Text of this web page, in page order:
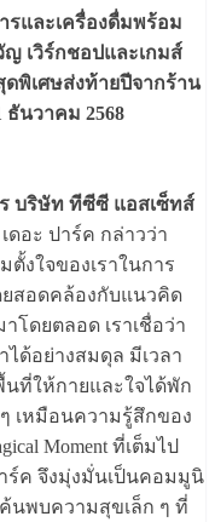
รและเครื่องดื่มพร้อม
เวิร์กชอปและเกมส์
พิเศษส่งท้ายปีจากร้าน
ธันวาคม 2568
บริษัท ทีซีซี แอสเซ็ทส์
ดอะ ปาร์ค กล่าวว่า
ตั้งใจของเราในการ
สอดคล้องกับแนวคิด
าโดยตลอด เราเชื่อว่า
ได้อย่างสมดุล มีเวลา
ที่ให้กายและใจได้พัก
เหมือนความรู้สึกของ
Moment ที่เต็มไป
ร์ค จึงมุ่งมั่นเป็นคอมมูนิ
นพบความสุขเล็ก ๆ ที่